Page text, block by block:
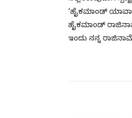
‘ಹೈಕಮಾಂಡ್
ಹೈಕಮಾಂಡ್
ಇಂದು ನನ್ನ